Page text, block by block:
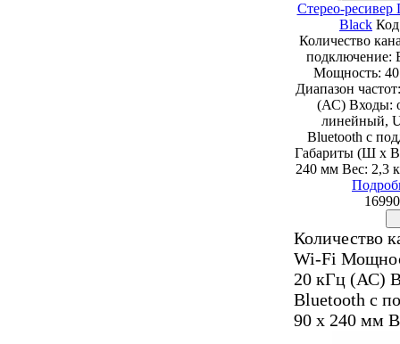
Стерео-
Black
Количество
подключение:
Мощность:
Диапазон
(АС) Входы:
линейный,
Bluetooth с
Габариты (Ш х В
240 мм Вес: 2,3
Количество
Wi-Fi
20 кГц (АС)
Bluetooth с
90 х 240 мм